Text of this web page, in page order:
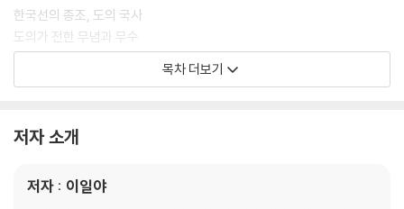
한국선의 종조, 도의 국사
도의가 전한 무념과 무수
도의선의 전승과 인문 정신
홍척이 전한 삶의 참모습
목차 더보기
저자 소개
저자 : 이일야